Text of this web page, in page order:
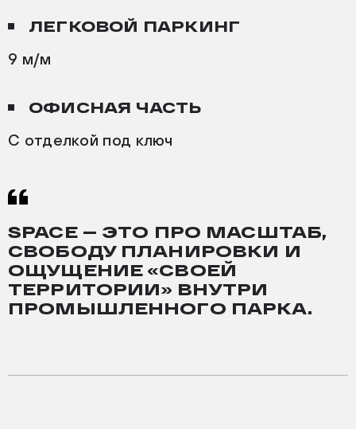
ЛЕГКОВОЙ ПАРКИНГ
9 м/м
ОФИСНАЯ ЧАСТЬ
С отделкой под ключ
SPACE — ЭТО ПРО МАСШТАБ,
СВОБОДУ ПЛАНИРОВКИ И
ОЩУЩЕНИЕ «СВОЕЙ
ТЕРРИТОРИИ» ВНУТРИ
ПРОМЫШЛЕННОГО ПАРКА.